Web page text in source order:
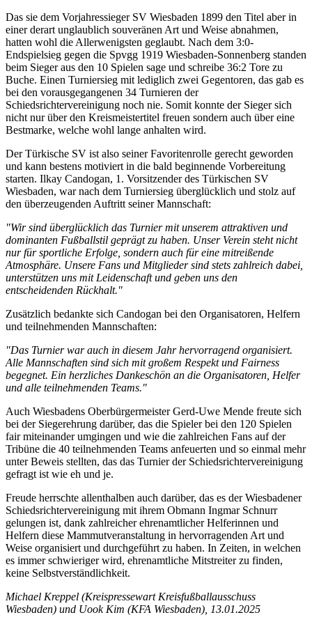
Das sie dem Vorjahressieger SV Wiesbaden 1899 den Titel aber in
einer derart unglaublich souveränen Art und Weise abnahmen,
hatten wohl die Allerwenigsten geglaubt. Nach dem 3:0-
Endspielsieg gegen die Spvgg 1919 Wiesbaden-Sonnenberg standen
beim Sieger aus den 10 Spielen sage und schreibe 36:2 Tore zu
Buche. Einen Turniersieg mit lediglich zwei Gegentoren, das gab es
bei den vorausgegangenen 34 Turnieren der
Schiedsrichtervereinigung noch nie. Somit konnte der Sieger sich
nicht nur über den Kreismeistertitel freuen sondern auch über eine
Bestmarke, welche wohl lange anhalten wird.
Der Türkische SV ist also seiner Favoritenrolle gerecht geworden
und kann bestens motiviert in die bald beginnende Vorbereitung
starten. Ilkay Candogan, 1. Vorsitzender des Türkischen SV
Wiesbaden, war nach dem Turniersieg überglücklich und stolz auf
den überzeugenden Auftritt seiner Mannschaft:
"Wir sind überglücklich das Turnier mit unserem attraktiven und
dominanten Fußballstil geprägt zu haben. Unser Verein steht nicht
nur für sportliche Erfolge, sondern auch für eine mitreißende
Atmosphäre. Unsere Fans und Mitglieder sind stets zahlreich dabei,
unterstützen uns mit Leidenschaft und geben uns den
entscheidenden Rückhalt."
Zusätzlich bedankte sich Candogan bei den Organisatoren, Helfern
und teilnehmenden Mannschaften:
"Das Turnier war auch in diesem Jahr hervorragend organisiert.
Alle Mannschaften sind sich mit großem Respekt und Fairness
begegnet. Ein herzliches Dankeschön an die Organisatoren, Helfer
und alle teilnehmenden Teams."
Auch Wiesbadens Oberbürgermeister Gerd-Uwe Mende freute sich
bei der Siegerehrung darüber, das die Spieler bei den 120 Spielen
fairmiteinander umgingen und wie die zahlreichen Fans auf der
Tribüne die 40 teilnehmenden Teams anfeuerten und so einmal mehr
unter Beweis stellten, das das Turnier der Schiedsrichtervereinigung
gefragt ist wie eh und je.
Freude herrschte allenthalben auch darüber, das es der Wiesbadener
Schiedsrichtervereinigung mit ihrem Obmann Ingmar Schnurr
gelungen ist, dank zahlreicher ehrenamtlicher Helferinnen und
Helfern diese Mammutveranstaltung in hervorragenden Art und
Weise organisiert und durchgeführt zu haben. In Zeiten, in welchen
es immer schwieriger wird, ehrenamtliche Mitstreiter zu finden,
keine Selbstverständlichkeit.
Michael Kreppel (Kreispressewart Kreisfußballausschuss
Wiesbaden) und Uook Kim (KFA Wiesbaden), 13.01.2025